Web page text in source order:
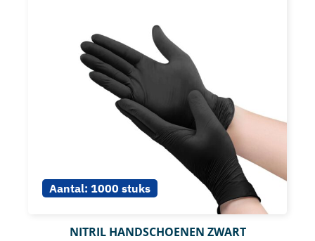
Aantal: 1000 stuks
NITRIL HANDSCHOENEN ZWART